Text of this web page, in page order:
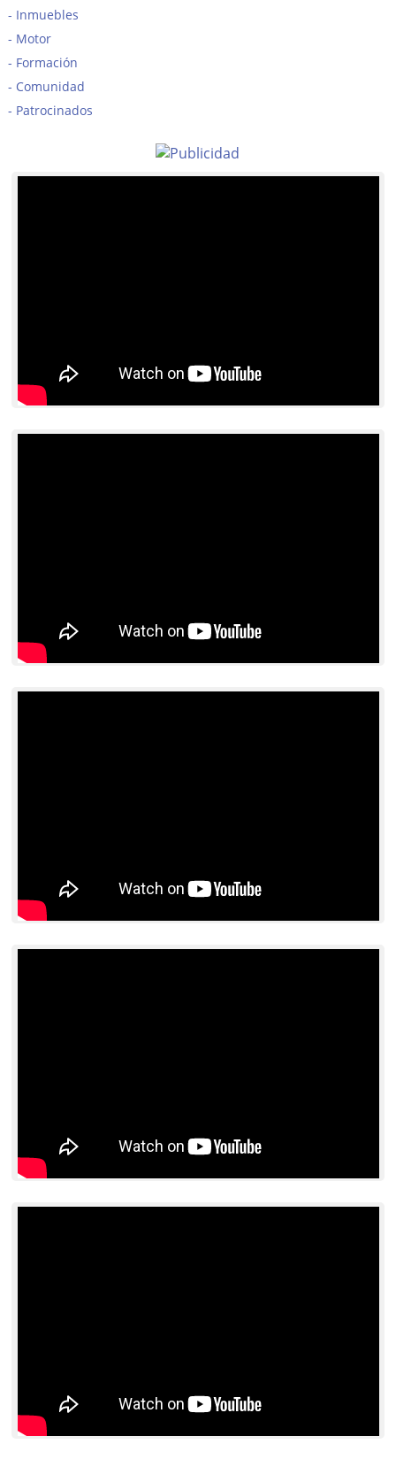
Inmuebles
Motor
Formación
Comunidad
Patrocinados